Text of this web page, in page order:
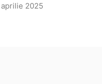
2025